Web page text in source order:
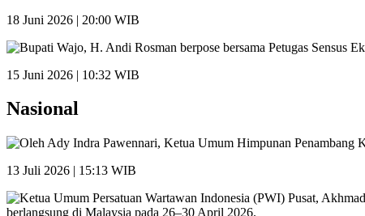
18 Juni 2026 | 20:00 WIB
15 Juni 2026 | 10:32 WIB
Nasional
13 Juli 2026 | 15:13 WIB